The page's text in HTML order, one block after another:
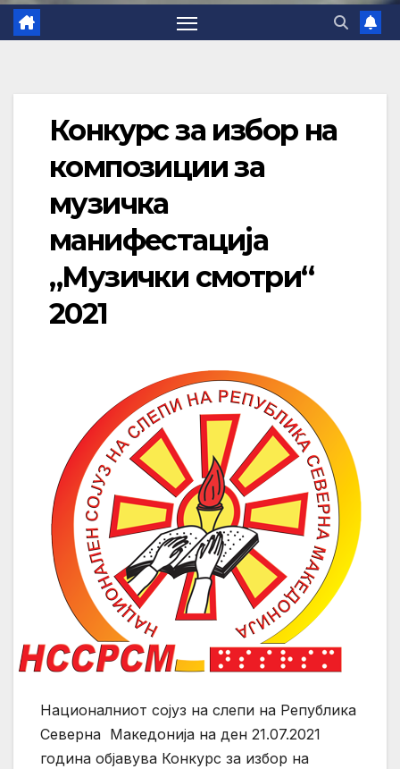
Конкурс за избор на
композиции за
музичка
манифестација
„Музички смотри“
2021
Националниот сојуз на слепи на Република
Северна Македонија на ден 21.07.2021
година објавува Конкурс за избор на